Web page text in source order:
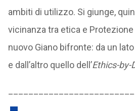
ambiti di utilizzo. Si giunge,
vicinanza tra etica e Protezione
nuovo Giano bifronte: da un
e dall’altro quello dell’Ethics-by-